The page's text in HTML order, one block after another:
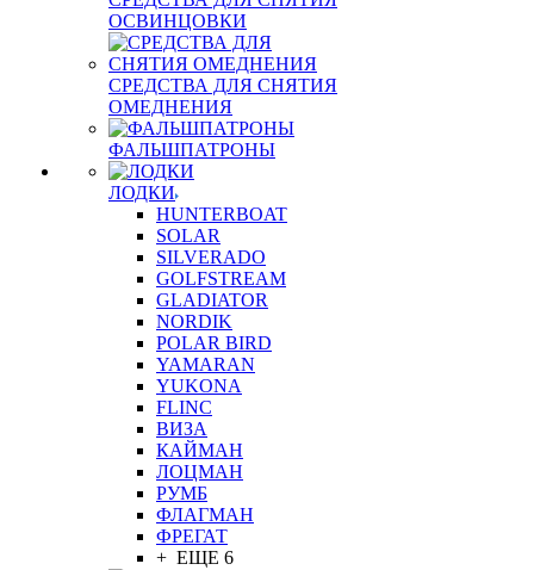
ОСВИНЦОВКИ
СРЕДСТВА ДЛЯ СНЯТИЯ
ОМЕДНЕНИЯ
ФАЛЬШПАТРОНЫ
ЛОДКИ
HUNTERBOAT
SOLAR
SILVERADO
GOLFSTREAM
GLADIATOR
NORDIK
POLAR BIRD
YAMARAN
YUKONA
FLINC
ВИЗА
КАЙМАН
ЛОЦМАН
РУМБ
ФЛАГМАН
ФРЕГАТ
+ ЕЩЕ 6